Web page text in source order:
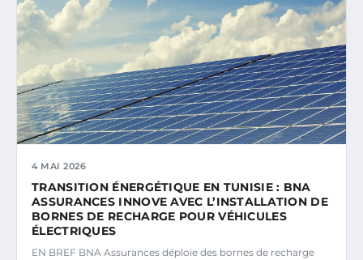
4 MAI 2026
TRANSITION ÉNERGÉTIQUE EN TUNISIE : BNA
ASSURANCES INNOVE AVEC L’INSTALLATION DE
BORNES DE RECHARGE POUR VÉHICULES
ÉLECTRIQUES
EN BREF BNA Assurances déploie des bornes de recharge